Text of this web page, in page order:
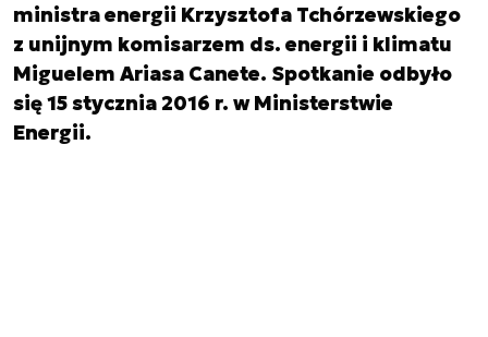
ministra energii Krzysztofa Tchórzewskiego
z unijnym komisarzem ds. energii i klimatu
Miguelem Ariasa Canete. Spotkanie odbyło
się 15 stycznia 2016 r. w Ministerstwie
Energii.